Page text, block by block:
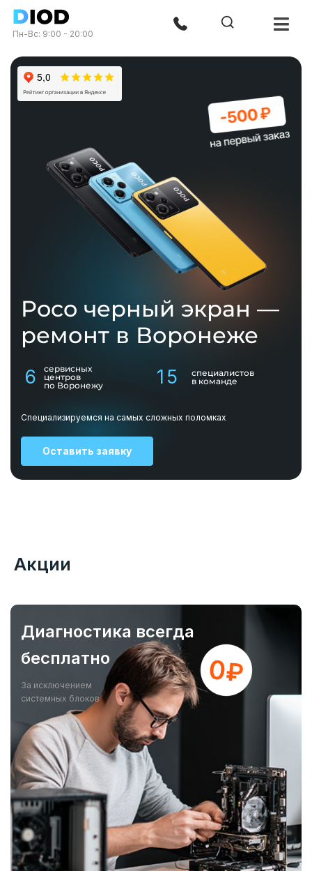
Пн-Вс: 9:00 - 20:00
Poco черный экран —
ремонт в Воронеже
6
сервисных
центров
по Воронежу
15
специалистов
в команде
Специализируемся на самых сложных поломках
Оставить заявку
Акции
Диагностика всегда
бесплатно
За исключением
системных блоков